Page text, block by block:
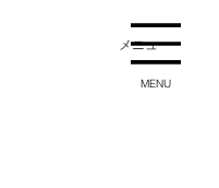
メニュー
MENU